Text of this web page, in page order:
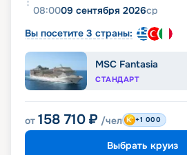
08:0009 сентября 2026ср
Вы посетите 3 страны:
MSC Fantasia
СТАНДАРТ
от 158 710 ₽ /чел +1 000
Выбрать круиз